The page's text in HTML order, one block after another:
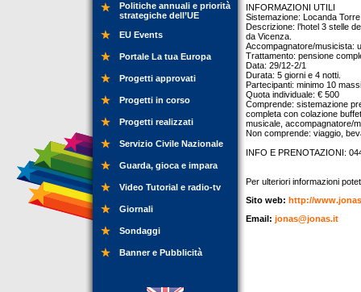
Politiche annuali e priorità
strategiche dell’UE
EU Events
Portale La tua Europa
Progetti approvati
Progetti in corso
Progetti realizzati
Servizio Civile Nazionale
Guarda, gioca e impara
Video Tutorial e radio-tv
Giornali
Sondaggi
Banner e Pubblicità
INFORMAZIONI UTILI
Sistemazione: Locanda
Descrizione: l’hotel 3 stelle
da Vicenza.
Accompagnatore/musicista:
Trattamento: pensione
Data: 29/12-2/1
Durata: 5 giorni e 4 notti.
Partecipanti: minimo 10
Quota individuale: € 500
Comprende: sistemazione
completa con colazione
musicale, accompagnatore/
Non comprende: viaggio,
INFO E PRENOTAZIONI:
Per ulteriori informazioni
Sito web: http://
Email: jonas@jonas.it